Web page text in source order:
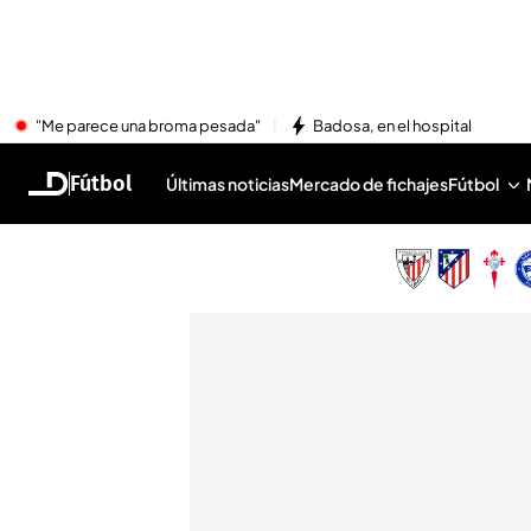
"Me parece una broma pesada" Badosa, en el hospital
Fútbol Últimas noticiasMercado de fichajesFútbol